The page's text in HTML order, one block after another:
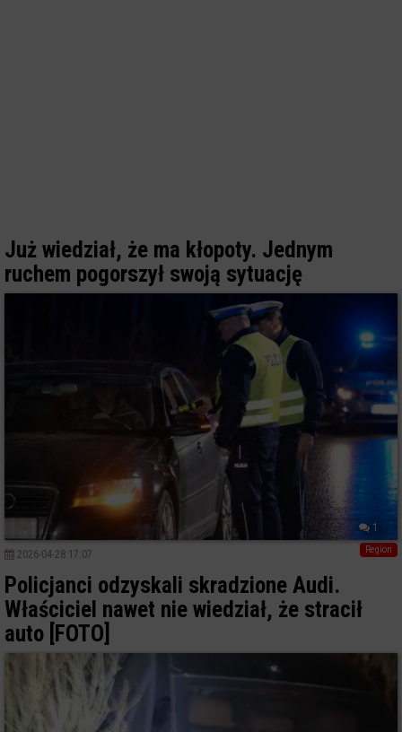
Już wiedział, że ma kłopoty. Jednym
ruchem pogorszył swoją sytuację
1
Region
2026-04-28 17:07
Policjanci odzyskali skradzione Audi.
Właściciel nawet nie wiedział, że stracił
auto [FOTO]